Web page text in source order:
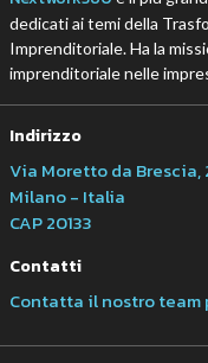
dedicati ai temi della
Imprenditoriale. Ha la
imprenditoriale nelle
Indirizzo
Via Moretto da Brescia,
Milano - Italia
CAP 20133
Contatti
Contatta il nostro